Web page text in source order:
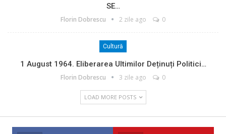
SE…
Florin Dobrescu 2 zile ago 0
Cultură
1 August 1964. Eliberarea Ultimilor Deținuți Politici…
Florin Dobrescu 3 zile ago 0
LOAD MORE POSTS